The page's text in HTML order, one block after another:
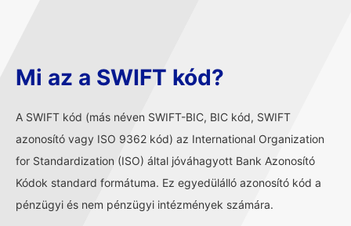
Mi az a SWIFT kód?
A SWIFT kód (más néven SWIFT-BIC, BIC kód, SWIFT
azonosító vagy ISO 9362 kód) az International Organization
for Standardization (ISO) által jóváhagyott Bank Azonosító
Kódok standard formátuma. Ez egyedülálló azonosító kód a
pénzügyi és nem pénzügyi intézmények számára.